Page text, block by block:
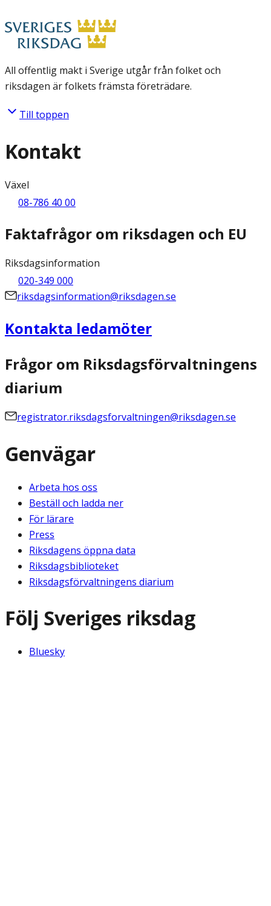
All offentlig makt i Sverige utgår från folket och
riksdagen är folkets främsta företrädare.
Till toppen
Kontakt
Växel
08-786 40 00
Faktafrågor om riksdagen och EU
Riksdagsinformation
020-349 000
riksdagsinformation@riksdagen.se
Kontakta ledamöter
Frågor om Riksdagsförvaltningens
diarium
registrator.riksdagsforvaltningen@riksdagen.se
Genvägar
Arbeta hos oss
Beställ och ladda ner
För lärare
Press
Riksdagens öppna data
Riksdagsbiblioteket
Riksdagsförvaltningens diarium
Följ Sveriges riksdag
Bluesky